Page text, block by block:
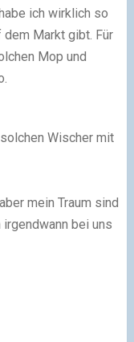
ich wirklich so
Markt gibt. Für
Mop und
Wischer mit
mein Traum sind
bei uns